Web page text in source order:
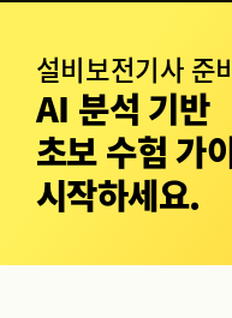
설비보전기사 준
AI 분석 기반
초보 수험 가
시작하세요.